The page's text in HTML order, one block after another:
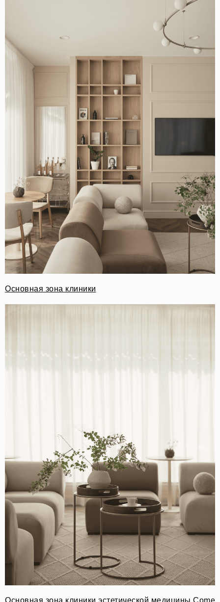
Основная зона клиники
Основная зона клиники эстетической медицины Come